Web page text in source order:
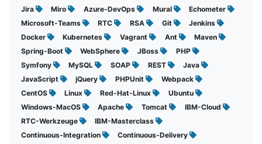
Jira
Miro Azure-DevOps Mural
Echometer
Microsoft-Teams
RTC RSA Git
Jenkins
Docker
Kubernetes Vagrant Ant
Maven
Spring-Boot
WebSphere JBoss
PHP
Symfony
MySQL SOAP REST
Java
JavaScript
jQuery PHPUnit
Webpack
CentOS
Linux Red-Hat-Linux
Ubuntu
Windows-MacOS
Apache Tomcat
IBM-Cloud
RTC-Werkzeuge
IBM-Masterclass
Continuous-Integration
Continuous-Delivery